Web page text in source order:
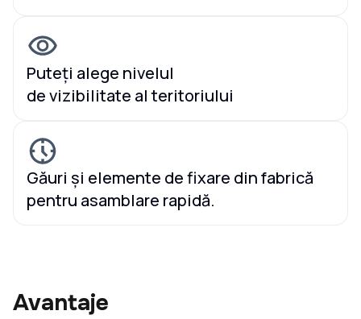
Puteți alege nivelul
de vizibilitate al teritoriului
Găuri și elemente de fixare din fabrică
pentru asamblare rapidă.
Avantaje